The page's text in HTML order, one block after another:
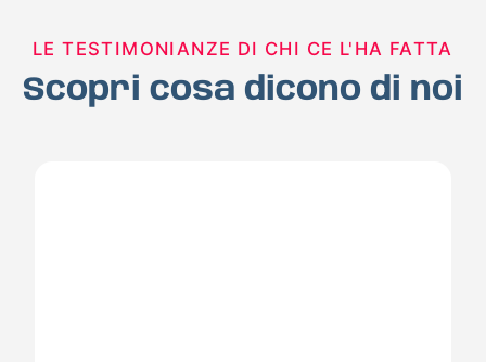
LE TESTIMONIANZE DI CHI CE L'HA FATTA
Scopri cosa dicono di noi